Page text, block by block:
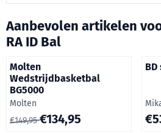
Aanbevolen artikelen
RA ID Bal
Molten
Wedstrijdbasketbal
BG5000
Merk:
Molten
Van 149,95 voor 134,95
€149,95€134,95